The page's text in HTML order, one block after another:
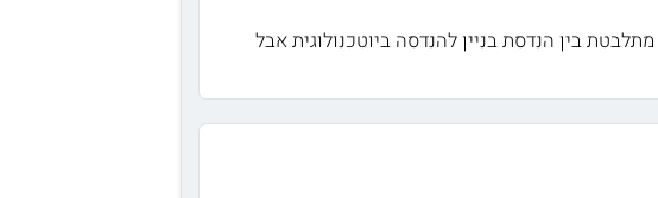
בין הנדסת בניין להנדסה ביוטכנולוגית אבל